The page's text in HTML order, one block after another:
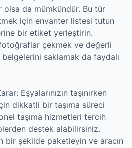
da mümkündür. Bu tür
için envanter listesi tutun
bir etiket yerleştirin.
çekmek ve değerli
belgelerini saklamak da faydalı
Eşyalarınızın taşınırken
dikkatli bir taşıma süreci
taşıma hizmetleri tercih
destek alabilirsiniz.
bir şekilde paketleyin ve aracın